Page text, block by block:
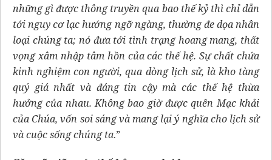
những gì được thông truyền qua bao thế kỷ thì chỉ dẫn
tới nguy cơ lạc hướng ngỡ ngàng, thường đe dọa nhân
loại chúng ta; nó đưa tới tình trạng hoang mang, thất
vọng xâm nhập tâm hồn của các thế hệ. Sự chất chứa
kinh nghiệm con người, qua dòng lịch sử, là kho tàng
quý giá nhất và đáng tin cậy mà các thế hệ thừa
hưởng của nhau. Không bao giờ được quên Mạc khải
của Chúa, vốn soi sáng và mang lại ý nghĩa cho lịch sử
và cuộc sống chúng ta.”